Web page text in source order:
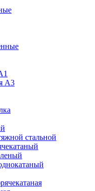
А3
стальной